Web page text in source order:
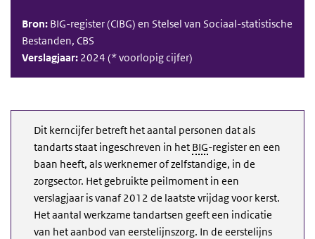
Bron: BIG-register (CIBG) en Stelsel van Sociaal-statistische
Bestanden, CBS
Verslagjaar: 2024 (* voorlopig cijfer)
Dit kerncijfer betreft het aantal personen dat als
tandarts staat ingeschreven in het BIG-register en een
baan heeft, als werknemer of zelfstandige, in de
zorgsector. Het gebruikte peilmoment in een
verslagjaar is vanaf 2012 de laatste vrijdag voor kerst.
Het aantal werkzame tandartsen geeft een indicatie
van het aanbod van eerstelijnszorg. In de eerstelijns